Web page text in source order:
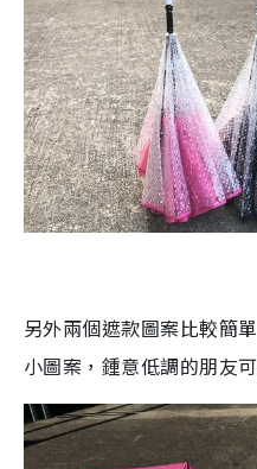
另外兩個遮款圖案比較簡
小圖案，鍾意低調的朋友